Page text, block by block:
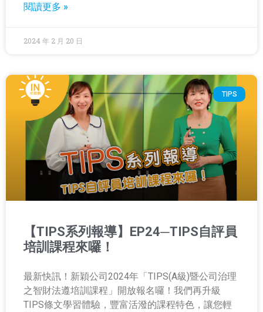
閱讀更多 »
2024 年 2 月 20 日
TIPS
【TIPS系列報導】EP24─TIPS自評員
培訓課程來囉！
最新快訊！新穎公司2024年「TIPS(A級)暨公司治理
之智財法遵培訓課程」開放報名囉！我們再升級
TIPS條文學習體驗，豐富活潑的課程特色，讓您輕